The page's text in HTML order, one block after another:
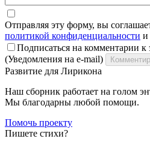
Отправляя эту форму, вы
политикой конфиденциальности и
Подписаться на комментарии к
(Уведомления на e-mail)
Развитие для Лирикона
Наш сборник работает на голом
Мы благодарны любой помощи.
Помочь проекту
Пишете стихи?